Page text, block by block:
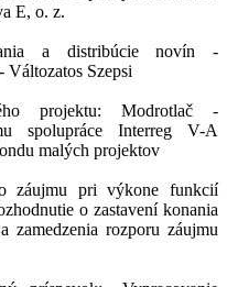
E, o. z.
a distribúcie novín -
Szepsi
projektu: Modrotlač -
spolupráce Interreg V-A
malých projektov
záujmu pri výkone funkcií
o zastavení konania
zamedzenia rozporu záujmu